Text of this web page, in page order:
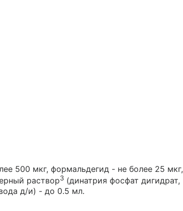
500 мкг, формальдегид - не более 25 мкг,
раствор3 (динатрия фосфат дигидрат,
д/и) - до 0.5 мл.